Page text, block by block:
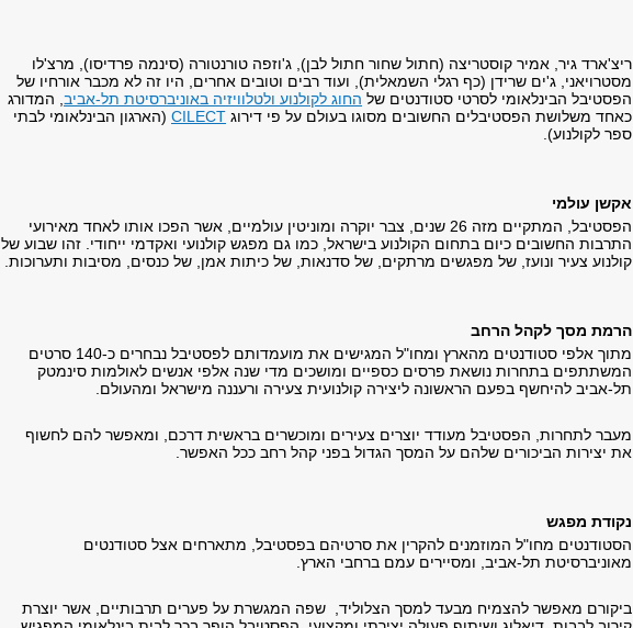
ריצ'ארד גיר, אמיר קוסטריצה (חתול שחור חתול לבן), ג'וזפה טורנטורה (סינמה פרדיסו), מרצ'לו
מסטרויאני, ג'ים שרידן (כף רגלי השמאלית), ועוד רבים וטובים אחרים, היו זה לא מכבר אורחיו של
הפסטיבל הבינלאומי לסרטי סטודנטים של החוג לקולנוע ולטלוויזיה באוניברסיטת תל-אביב , המדורג
כאחד משלושת הפסטיבלים החשובים מסוגו בעולם על פי דירוג CILECT (הארגון הבינלאומי לבתי
ספר לקולנוע).
אקשן עולמי
הפסטיבל, המתקיים מזה 26 שנים, צבר יוקרה ומוניטין עולמיים, אשר הפכו אותו לאחד מאירועי
התרבות החשובים כיום בתחום הקולנוע בישראל, כמו גם מפגש קולנועי ואקדמי ייחודי. זהו שבוע של
קולנוע צעיר ונועז, של מפגשים מרתקים, של סדנאות, של כיתות אמן, של כנסים, מסיבות ותערוכות.
הרמת מסך לקהל הרחב
מתוך אלפי סטודנטים מהארץ ומחו"ל המגישים את מועמדותם לפסטיבל נבחרים כ-140 סרטים
המשתתפים בתחרות נושאת פרסים כספיים ומושכים מדי שנה אלפי אנשים לאולמות סינמטק
תל-אביב להיחשף בפעם הראשונה ליצירה קולנועית צעירה ורעננה מישראל ומהעולם.
מעבר לתחרות, הפסטיבל מעודד יוצרים צעירים ומוכשרים בראשית דרכם, ומאפשר להם לחשוף
את יצירות הביכורים שלהם על המסך הגדול בפני קהל רחב ככל האפשר.
נקודת מפגש
הסטודנטים מחו"ל המוזמנים להקרין את סרטיהם בפסטיבל, מתארחים אצל סטודנטים
מאוניברסיטת תל-אביב, ומסיירים עמם ברחבי הארץ.
ביקורם מאפשר להצמיח מבעד למסך הצלוליד, שפה המגשרת על פערים תרבותיים, אשר יוצרת